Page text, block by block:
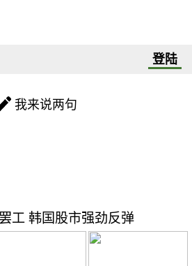
登陆
我来说两句
工 韩国股市强劲反弹